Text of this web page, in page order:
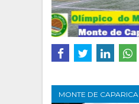
MONTE DE CAPARICA